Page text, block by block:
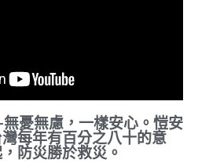
憂無慮，一樣安心。愷安
每年有百分之八十的意
防災勝於救災。